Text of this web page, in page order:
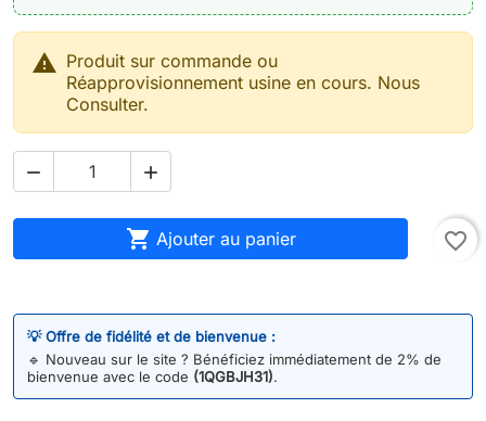
 Produit sur commande ou
Réapprovisionnement usine en cours. Nous
Consulter.
 
 Ajouter au panier favorite_border
💡 Offre de fidélité et de bienvenue :
🔹 Nouveau sur le site ? Bénéficiez immédiatement de 2% de
bienvenue avec le code (1QGBJH31).